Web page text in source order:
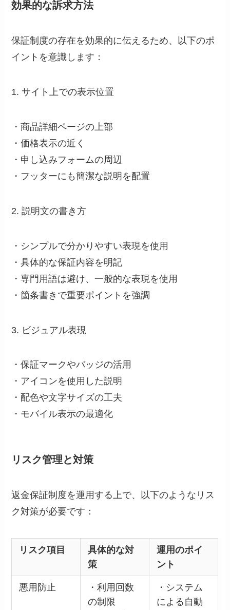
効果的な訴求方法
保証制度の存在を効果的に伝えるため、以下のポ
イントを意識します：
1. サイト上での表示位置
・商品詳細ページの上部
・価格表示の近く
・申し込みフォームの周辺
・フッターにも簡潔な説明を配置
2. 説明文の書き方
・シンプルで分かりやすい表現を使用
・具体的な保証内容を明記
・専門用語は避け、一般的な表現を使用
・箇条書きで重要ポイントを強調
3. ビジュアル表現
・保証マークやバッジの活用
・アイコンを使用した説明
・配色や文字サイズの工夫
・モバイル表示の最適化
リスク管理と対策
返金保証制度を運用する上で、以下のようなリス
ク対策が必要です：
リスク項目
具体的な対
策
運用のポイ
ント
悪用防止
・利用回数
の制限
・システム
による自動